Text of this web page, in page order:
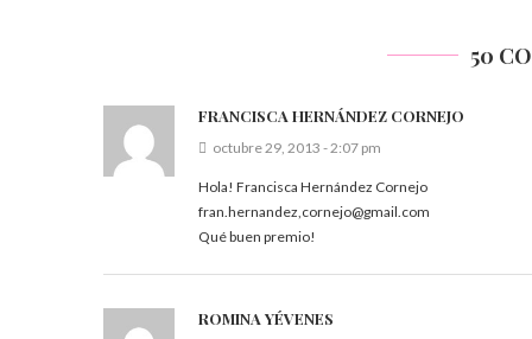
50
FRANCISCA HERNÁNDEZ CORNEJO
octubre 29, 2013 - 2:07 pm
Hola! Francisca Hernández Cornejo
fran.hernandez,cornejo@gmail.com
Qué buen premio!
ROMINA YÉVENES